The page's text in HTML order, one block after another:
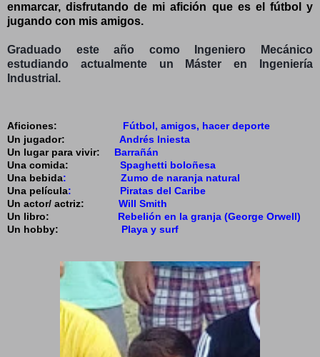
enmarcar, disfrutando de mi afición que es el fútbol y
jugando con mis amigos.
Graduado este año como Ingeniero Mecánico
estudiando actualmente un Máster en Ingeniería
Industrial.
Aficiones: Fútbol, amigos, hacer deporte
Un jugador: Andrés Iniesta
Un lugar para vivir: Barrañán
Una comida: Spaghetti boloñesa
Una bebida: Zumo de naranja natural
Una película: Piratas del Caribe
Un actor/ actriz: Will Smith
Un libro:
Rebelión en la granja (George Orwell)
Un hobby: Playa y surf